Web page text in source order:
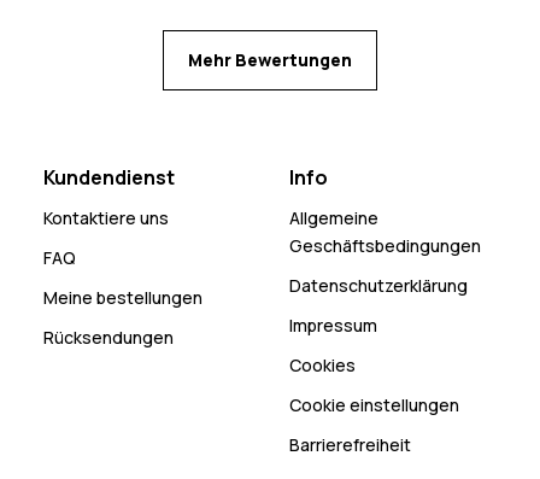
Mehr Bewertungen
Kundendienst
Kontaktiere uns
FAQ
Meine bestellungen
Rücksendungen
Info
Allgemeine
Geschäftsbedingungen
Datenschutzerklärung
Impressum
Cookies
Cookie einstellungen
Barrierefreiheit